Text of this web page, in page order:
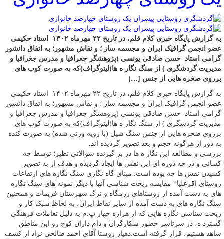
به گزارش پایگاه خبری کلام قلم، در تاریخ ۲۲ مهرماه ۱۴۰۲ استاد حکیمی
عضو انجمن گرافیک ایران و مجسمه ساز ؛ و نقاش مشهور؛ به اتفاق دانشور
گرامی استاد حسن صادقی یونسی (پژوهشگر جغرافیا و مدرس جغرافیا و
مدیریت گردشگری ) از سنگ نگار ه ها(لیتوگراف)که به صورت کوب های
برروی صخره هایی از جنس […]
به گزارش پایگاه خبری کلام قلم، در تاریخ ۲۲ مهرماه ۱۴۰۲ استاد حکیمی
عضو انجمن گرافیک ایران و مجسمه ساز ؛ و نقاش مشهور؛ به اتفاق دانشور
گرامی استاد حسن صادقی یونسی (پژوهشگر جغرافیا و مدرس جغرافیا و
مدیریت گردشگری ) از سنگ نگار ه ها(لیتوگراف)که به صورت کوب های
برروی صخره هایی از جنس سنگ شیل (با رویه ورنی شده) به صورت کنده
به دور از هرگونه حجم و بعد تصویر گردیده اند.
بررسی و مطالعه این نگار ه ها در بر گیرنده سوالاتی نظیر؛ توسط چه
کسانی و در چه دوره ای این نقش ها ایجاد گردیده و هدف از به تصویر
کشیدن نقش ها چه بوده است. مبنای گاه نگاری سنگ نگاره های ارتفاعات
روستای اقرعلیا* مقایسه ریخت شناسی آنها با دیگر نمونه های سنگ نگاره
های به دست آمده از روستاهای رزمگاه و نرگ شهرستان فریمات و همچنین
سنگ نگاره های به دست آمده از سایر نقاط ایران، به لحاظ سبک کار و
ریخت شناسی نگاره هایی که از هزاره چهار پ.م به دلیل تعاملات فرهنگی
گسترد ه، در سرتاسر حضور شکارگران و دام داران کوچ رو این مناطق
شاهد هستیم، قرار گرفته است.دهیار روستا آقای احمد صالحی نژاد از کشف